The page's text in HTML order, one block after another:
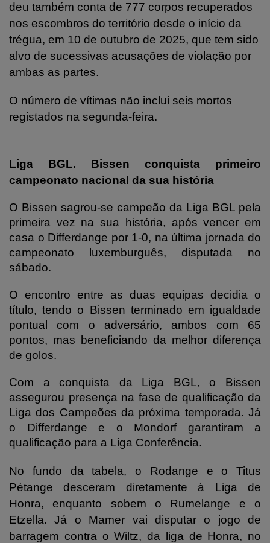
deu também conta de 777 corpos recuperados
nos escombros do território desde o início da
trégua, em 10 de outubro de 2025, que tem sido
alvo de sucessivas acusações de violação por
ambas as partes.
O número de vítimas não inclui seis mortos
registados na segunda-feira.
Liga BGL. Bissen conquista primeiro
campeonato nacional da sua história
O Bissen sagrou-se campeão da Liga BGL pela
primeira vez na sua história, após vencer em
casa o Differdange por 1-0, na última jornada do
campeonato luxemburguês, disputada no
sábado.
O encontro entre as duas equipas decidia o
título, tendo o Bissen terminado em igualdade
pontual com o adversário, ambos com 65
pontos, mas beneficiando da melhor diferença
de golos.
Com a conquista da Liga BGL, o Bissen
assegurou presença na fase de qualificação da
Liga dos Campeões da próxima temporada. Já
o Differdange e o Mondorf garantiram a
qualificação para a Liga Conferência.
No fundo da tabela, o Rodange e o Titus
Pétange desceram diretamente à Liga de
Honra, enquanto sobem o Rumelange e o
Etzella. Já o Mamer vai disputar o jogo de
barragem contra o Wiltz, da liga de Honra, no